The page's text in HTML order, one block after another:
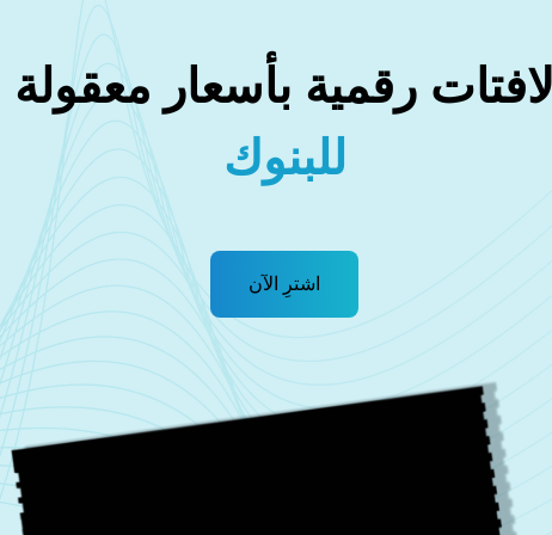
رقمية بأسعار معقولة
للبنوك
اشترِ الآن